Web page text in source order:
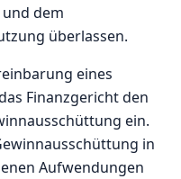
dem
überlassen.
eines
Finanzgericht den
ein.
in
Aufwendungen